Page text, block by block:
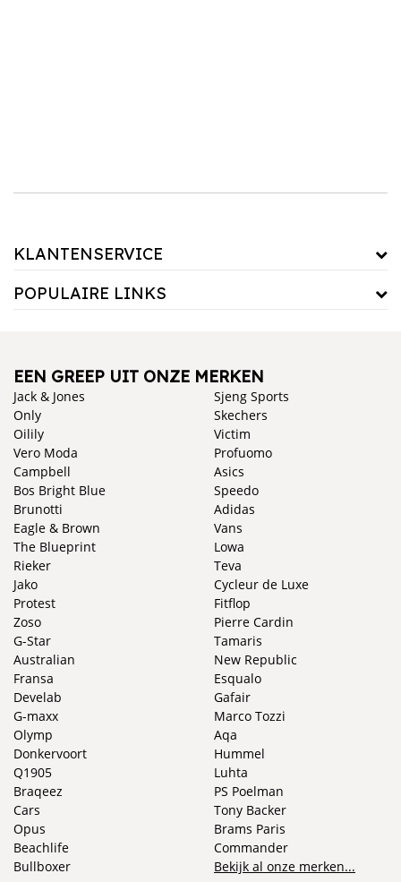
KLANTENSERVICE
POPULAIRE LINKS
EEN GREEP UIT ONZE MERKEN
Jack & Jones
Only
Oilily
Vero Moda
Campbell
Bos Bright Blue
Brunotti
Eagle & Brown
The Blueprint
Rieker
Jako
Protest
Zoso
Sjeng Sports
Skechers
Victim
Profuomo
Asics
Speedo
Adidas
Vans
Lowa
Teva
Cycleur de Luxe
Fitflop
Pierre Cardin
G-Star
Australian
Fransa
Develab
G-maxx
Olymp
Donkervoort
Q1905
Braqeez
Cars
Opus
Beachlife
Bullboxer
Tamaris
New Republic
Esqualo
Gafair
Marco Tozzi
Aqa
Hummel
Luhta
PS Poelman
Tony Backer
Brams Paris
Commander
Bekijk al onze merken...